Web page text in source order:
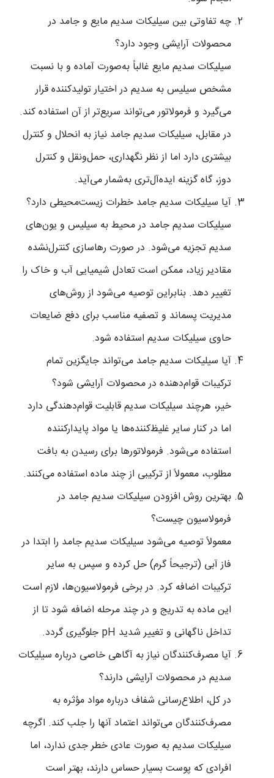
چه تفاوتی بین سیلیکات سدیم مایع و جامد در
محصولات آرایشی وجود دارد؟
سیلیکات سدیم مایع غالباً به‌صورت آماده و با نسبت
مشخص سیلیس به سدیم در اختیار تولیدکننده قرار
می‌گیرد و فرمولاتور می‌تواند سریع‌تر از آن استفاده کند.
در مقابل، سیلیکات سدیم جامد نیاز به انحلال و کنترل
بیشتری دارد اما از نظر نگهداری، حمل‌ونقل و کنترل
دوز، گاه گزینه ایده‌آل‌تری به‌شمار می‌آید.
آیا سیلیکات سدیم جامد خطرات زیست‌محیطی دارد؟
سیلیکات سدیم جامد در محیط به سیلیس و یون‌های
سدیم تجزیه می‌شود. در صورت رهاسازی کنترل‌نشده
مقادیر زیاد، ممکن است تعادل شیمیایی آب و خاک را
تغییر دهد. بنابراین توصیه می‌شود از روش‌های
مدیریت پسماند و تصفیه مناسب برای دفع ضایعات
حاوی سیلیکات سدیم استفاده شود.
آیا سیلیکات سدیم جامد می‌تواند جایگزین تمام
ترکیبات قوام‌دهنده در محصولات آرایشی شود؟
خیر، هرچند سیلیکات سدیم قابلیت قوام‌دهندگی دارد
اما در کنار سایر غلیظ‌کننده‌ها یا مواد پایدارکننده
استفاده می‌شود. فرمولاتورها برای رسیدن به بافت
مطلوب، معمولاً از ترکیبی از چند ماده استفاده می‌کنند.
بهترین روش افزودن سیلیکات سدیم جامد در
فرمولاسیون چیست؟
معمولاً توصیه می‌شود سیلیکات سدیم جامد را ابتدا در
فاز آبی (ترجیحاً گرم) حل کرده و سپس به سایر
ترکیبات اضافه کرد. در برخی فرمولاسیون‌ها، لازم است
این ماده به تدریج و در چند مرحله اضافه شود تا از
تداخل ناگهانی و تغییر شدید pH جلوگیری گردد.
آیا مصرف‌کنندگان نیاز به آگاهی خاصی درباره سیلیکات
سدیم در محصولات آرایشی دارند؟
در کل، اطلاع‌رسانی شفاف درباره مواد مؤثره به
مصرف‌کنندگان می‌تواند اعتماد آنها را جلب کند. اگرچه
سیلیکات سدیم به صورت عادی خطر جدی ندارد، اما
افرادی که پوست بسیار حساس دارند، بهتر است